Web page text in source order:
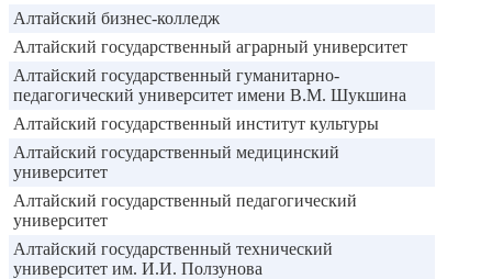
Алтайский бизнес-колледж
Алтайский государственный аграрный университет
Алтайский государственный гуманитарно-
педагогический университет имени В.М. Шукшина
Алтайский государственный институт культуры
Алтайский государственный медицинский
университет
Алтайский государственный педагогический
университет
Алтайский государственный технический
университет им. И.И. Ползунова